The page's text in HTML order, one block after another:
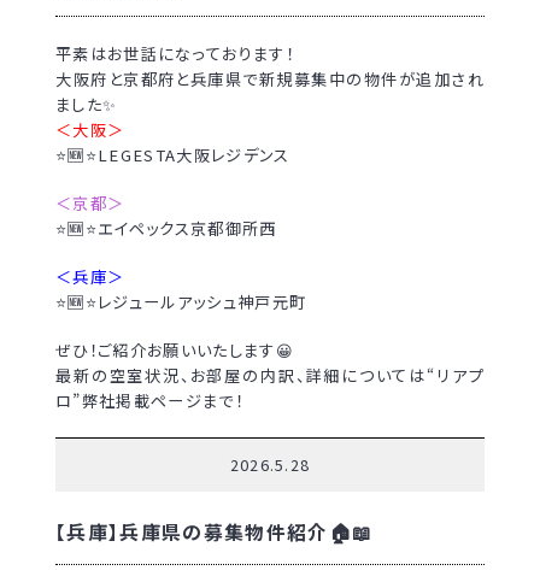
平素はお世話になっております！
大阪府と京都府と兵庫県で新規募集中の物件が追加され
ました✨
＜大阪＞
⭐🆕⭐LEGESTA大阪レジデンス
＜京都＞
⭐🆕⭐エイペックス京都御所西
＜兵庫＞
⭐🆕⭐レジュールアッシュ神戸元町
ぜひ！ご紹介お願いいたします😀
最新の空室状況、お部屋の内訳、詳細については“リアプ
ロ”弊社掲載ページまで！
2026.5.28
【兵庫】兵庫県の募集物件紹介🏠📖